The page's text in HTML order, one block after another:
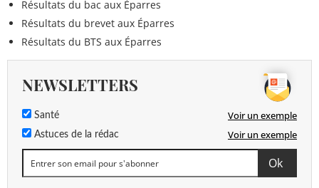
Résultats du bac aux Éparres
Résultats du brevet aux Éparres
Résultats du BTS aux Éparres
NEWSLETTERS
Santé Voir un exemple
Astuces de la rédac Voir un exemple